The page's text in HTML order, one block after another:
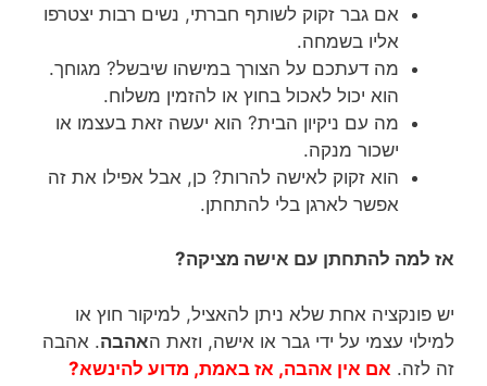
אם גבר זקוק לשותף חברתי, נשים רבות יצטרפו
אליו בשמחה.
מה דעתכם על הצורך במישהו שיבשל? מגוחך.
הוא יכול לאכול בחוץ או להזמין משלוח.
מה עם ניקיון הבית? הוא יעשה זאת בעצמו או
ישכור מנקה.
הוא זקוק לאישה להרות? כן, אבל אפילו את זה
אפשר לארגן בלי להתחתן.
אז למה להתחתן עם אישה מציקה?
יש פונקציה אחת שלא ניתן להאציל, למיקור חוץ או
למילוי עצמי על ידי גבר או אישה, וזאת האהבה. אהבה
זה לזה. אם אין אהבה, אז באמת, מדוע להינשא?